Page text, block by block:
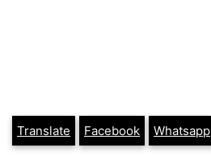
Translate Facebook Whatsapp